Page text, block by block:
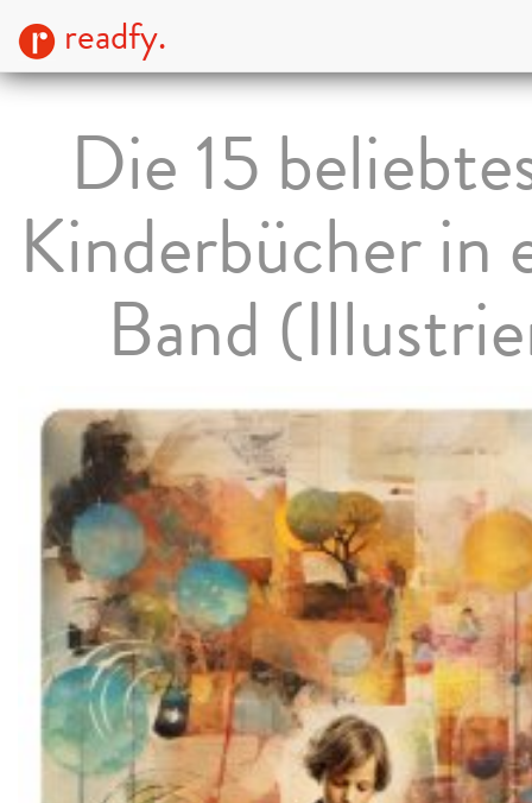
readfy.
Die 15
Kinderbücher in
Band